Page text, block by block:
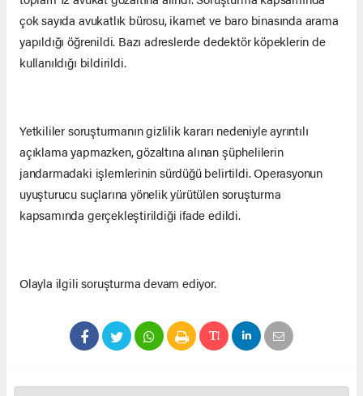
çok sayıda avukatlık bürosu, ikamet ve baro binasında arama
yapıldığı öğrenildi. Bazı adreslerde dedektör köpeklerin de
kullanıldığı bildirildi.
Yetkililer soruşturmanın gizlilik kararı nedeniyle ayrıntılı
açıklama yapmazken, gözaltına alınan şüphelilerin
jandarmadaki işlemlerinin sürdüğü belirtildi. Operasyonun
uyuşturucu suçlarına yönelik yürütülen soruşturma
kapsamında gerçekleştirildiği ifade edildi.
Olayla ilgili soruşturma devam ediyor.